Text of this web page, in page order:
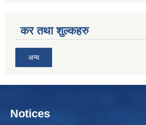
कर तथा शुल्कहरु
अन्य
Notices